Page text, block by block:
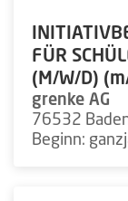
FÜR
(M/W/D)
grenke AG
76532
Beginn: